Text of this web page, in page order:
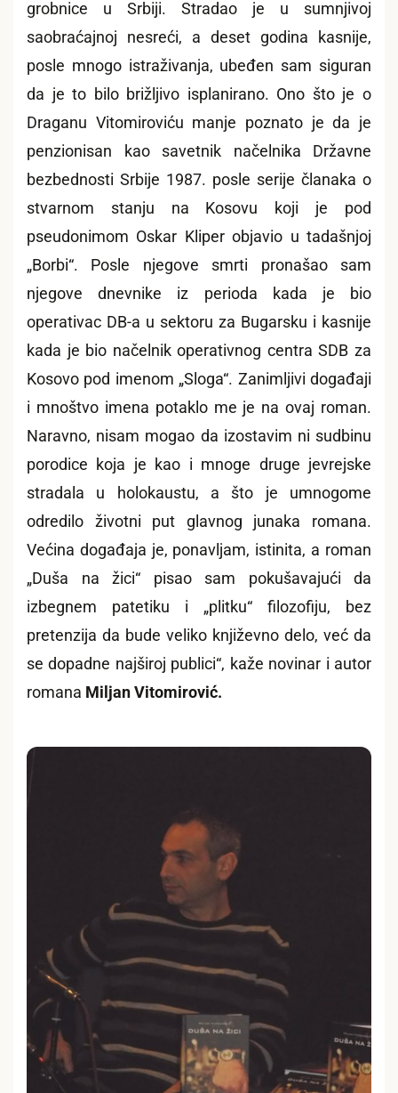
grobnice u Srbiji. Stradao je u sumnjivoj
saobraćajnoj nesreći, a deset godina kasnije,
posle mnogo istraživanja, ubeđen sam siguran
da je to bilo brižljivo isplanirano. Ono što je o
Draganu Vitomiroviću manje poznato je da je
penzionisan kao savetnik načelnika Državne
bezbednosti Srbije 1987. posle serije članaka o
stvarnom stanju na Kosovu koji je pod
pseudonimom Oskar Kliper objavio u tadašnjoj
„Borbi“. Posle njegove smrti pronašao sam
njegove dnevnike iz perioda kada je bio
operativac DB-a u sektoru za Bugarsku i kasnije
kada je bio načelnik operativnog centra SDB za
Kosovo pod imenom „Sloga“. Zanimljivi događaji
i mnoštvo imena potaklo me je na ovaj roman.
Naravno, nisam mogao da izostavim ni sudbinu
porodice koja je kao i mnoge druge jevrejske
stradala u holokaustu, a što je umnogome
odredilo životni put glavnog junaka romana.
Većina događaja je, ponavljam, istinita, a roman
„Duša na žici“ pisao sam pokušavajući da
izbegnem patetiku i „plitku“ filozofiju, bez
pretenzija da bude veliko književno delo, već da
se dopadne najširoj publici“, kaže novinar i autor
romana Miljan Vitomirović.